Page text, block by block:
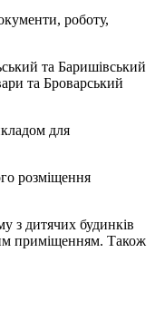
роботу,
та Баришівський
та Броварський
для
розміщення
з дитячих будинків
приміщенням. Також